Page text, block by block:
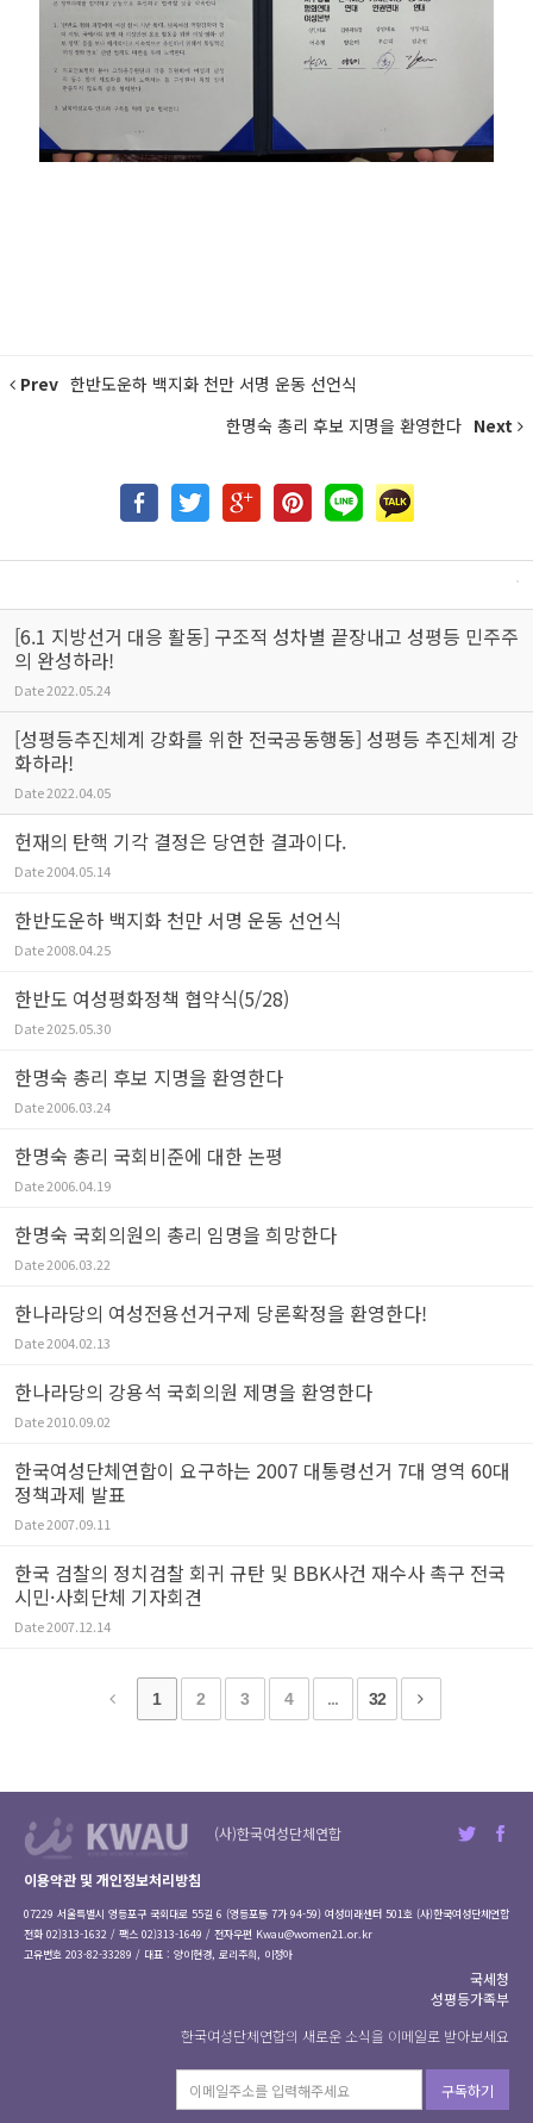
Prev 한반도운하 백지화 천만 서명 운동 선언식
한명숙 총리 후보 지명을 환영한다 Next
[6.1 지방선거 대응 활동] 구조적 성차별 끝장내고 성평등 민주주
의 완성하라!
Date2022.05.24
[성평등추진체계 강화를 위한 전국공동행동] 성평등 추진체계 강
화하라!
Date2022.04.05
헌재의 탄핵 기각 결정은 당연한 결과이다.
Date2004.05.14
한반도운하 백지화 천만 서명 운동 선언식
Date2008.04.25
한반도 여성평화정책 협약식(5/28)
Date2025.05.30
한명숙 총리 후보 지명을 환영한다
Date2006.03.24
한명숙 총리 국회비준에 대한 논평
Date2006.04.19
한명숙 국회의원의 총리 임명을 희망한다
Date2006.03.22
한나라당의 여성전용선거구제 당론확정을 환영한다!
Date2004.02.13
한나라당의 강용석 국회의원 제명을 환영한다
Date2010.09.02
한국여성단체연합이 요구하는 2007 대통령선거 7대 영역 60대
정책과제 발표
Date2007.09.11
한국 검찰의 정치검찰 회귀 규탄 및 BBK사건 재수사 촉구 전국
시민·사회단체 기자회견
Date2007.12.14
1 2 3 4 ... 32
(사)한국여성단체연합
이용약관 및 개인정보처리방침
07229 서울특별시 영등포구 국회대로 55길 6 (영등포동 7가 94-59) 여성미래센터 501호 (사)한국여성단체연합
전화 02)313-1632 / 팩스 02)313-1649 / 전자우편 Kwau@women21.or.kr
고유번호 203-82-33289 / 대표 : 양이현경, 로리주희, 이정아
국세청
성평등가족부
한국여성단체연합의 새로운 소식을 이메일로 받아보세요
구독하기